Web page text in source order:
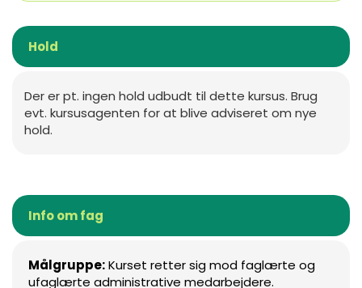
Hold
Der er pt. ingen hold udbudt til dette kursus. Brug
evt. kursusagenten for at blive adviseret om nye
hold.
Info om fag
Målgruppe:Kurset retter sig mod faglærte og
ufaglærte administrative medarbejdere.